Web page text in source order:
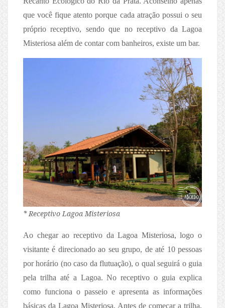
que você fique atento porque cada atração possui o seu
próprio receptivo, sendo que no receptivo da Lagoa
Misteriosa além de contar com banheiros, existe um bar.
* Receptivo Lagoa Misteriosa
Ao chegar ao receptivo da Lagoa Misteriosa, logo o
visitante é direcionado ao seu grupo, de até 10 pessoas
por horário (no caso da flutuação), o qual seguirá o guia
pela trilha até a Lagoa. No receptivo o guia explica
como funciona o passeio e apresenta as informações
básicas da Lagoa Misteriosa. Antes de começar a trilha,